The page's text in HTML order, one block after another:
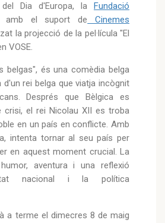
Dia d'Europa, la Fundació
amb el suport de Cinemes
la projecció de la pel·lícula "El
VOSE.
belgas", és una comèdia belga
rei belga que viatja incògnit
Després que Bèlgica es
crisi, el rei Nicolau XII es troba
en un país en conflicte. Amb
intenta tornar al seu país per
en aquest moment crucial. La
aventura i una reflexió
nacional i la política
a terme el dimecres 8 de maig